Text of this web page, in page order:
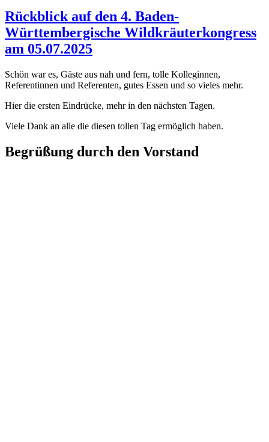
Rückblick auf den 4. Baden-
Württembergische Wildkräuterkongress
am 05.07.2025
Schön war es, Gäste aus nah und fern, tolle Kolleginnen,
Referentinnen und Referenten, gutes Essen und so vieles mehr.
Hier die ersten Eindrücke, mehr in den nächsten Tagen.
Viele Dank an alle die diesen tollen Tag ermöglich haben.
Begrüßung durch den Vorstand